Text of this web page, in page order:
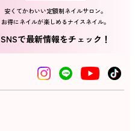
安くてかわいい定額制ネイルサロン。
お得にネイルが楽しめるナイスネイル。
SNSで最新情報をチェック！